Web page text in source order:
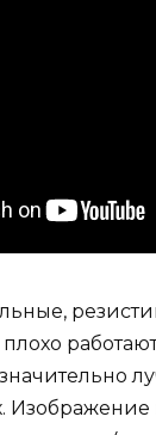
Изображение